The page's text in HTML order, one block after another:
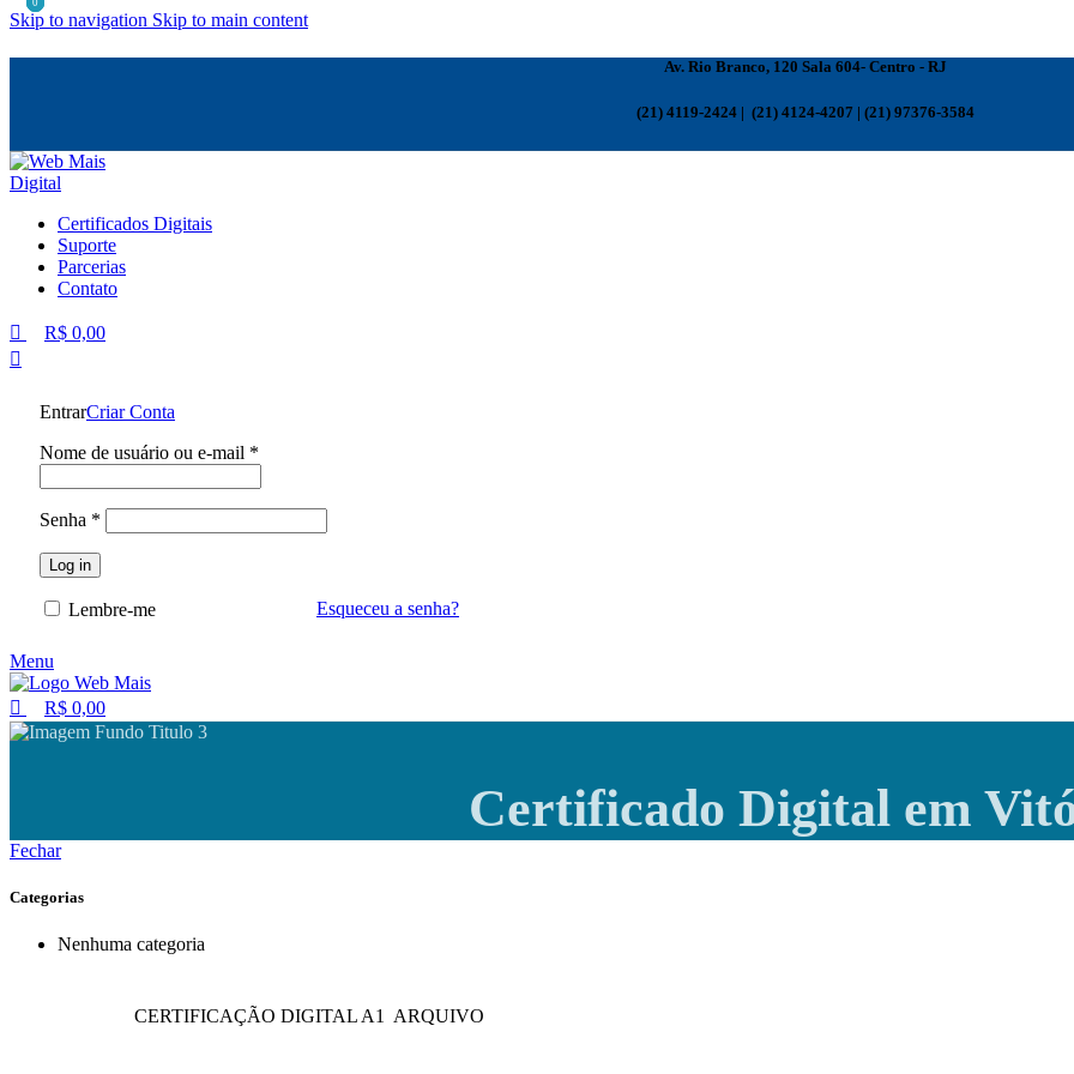
Skip to navigation Skip to main content
Av. Rio Branco, 120 Sala 604- Centro - RJ
(21) 4119-2424 | (21) 4124-4207 | (21) 97376-3584
Certificados Digitais
Suporte
Parcerias
Contato
0
R$ 0,00
EntrarCriar Conta
Nome de usuário ou e-mail *
Senha *
Log in
Esqueceu a senha?
Lembre-me
Menu
0
R$ 0,00
Certificado Digital em
Fechar
Categorias
Nenhuma categoria
CERTIFICAÇÃO DIGITAL A1 ARQUIVO
0